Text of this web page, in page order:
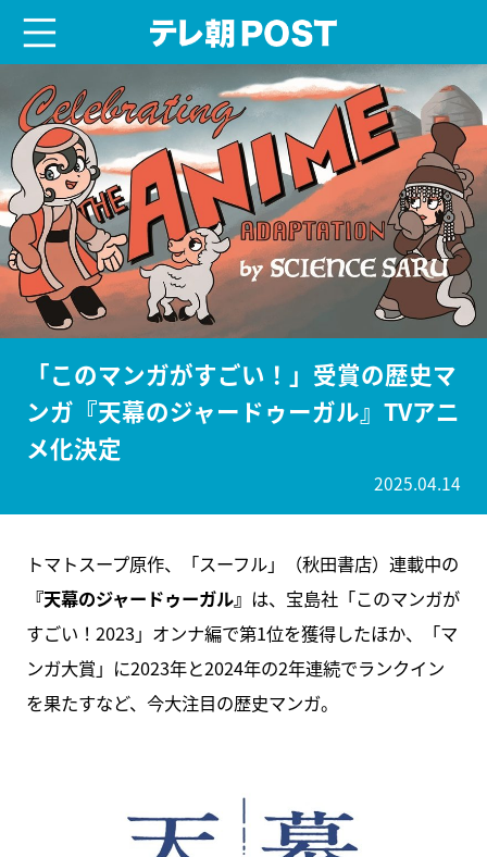
「このマンガがすごい！」受賞の歴史マ
ンガ『天幕のジャードゥーガル』TVアニ
メ化決定
2025.04.14
トマトスープ原作、「スーフル」（秋田書店）連載中の
『天幕のジャードゥーガル』 は、宝島社「このマンガが
すごい！2023」オンナ編で第1位を獲得したほか、「マ
ンガ大賞」に2023年と2024年の2年連続でランクイン
を果たすなど、今大注目の歴史マンガ。